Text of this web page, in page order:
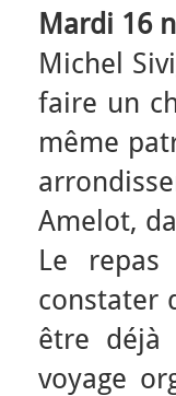
Mardi 16
Michel
faire un
même
Amelot,
Le repas
constater
être déjà
voyage